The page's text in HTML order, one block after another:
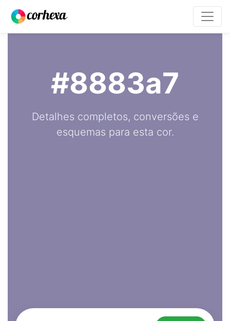
#8883a7
Detalhes completos, conversões e
esquemas para esta cor.